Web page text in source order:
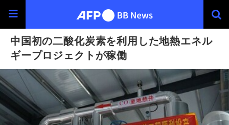
中国初の二酸化炭素を利用した地熱エネル
ギープロジェクトが稼働